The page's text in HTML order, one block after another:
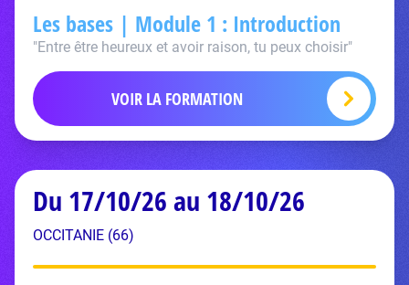
Les bases | Module 1 : Introduction
"Entre être heureux et avoir raison, tu peux choisir"
VOIR LA FORMATION
Du 17/10/26 au 18/10/26
OCCITANIE (66)